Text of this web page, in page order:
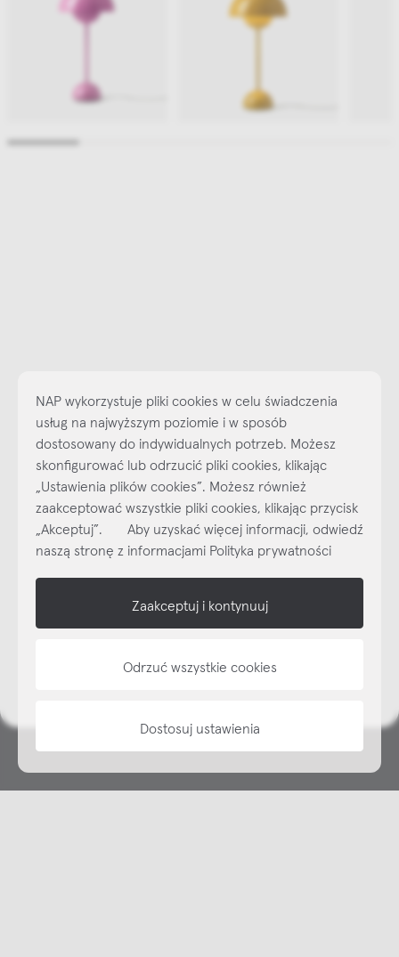
Najlepsze inspiracje i promocje na wyciągnięcie ręki, zapisz się już
dzisiaj do naszego cyklicznego newslettera!
SubskrybujNEWSLETTER
NAP wykorzystuje pliki cookies w celu świadczenia
usług na najwyższym poziomie i w sposób
dostosowany do indywidualnych potrzeb. Możesz
skonfigurować lub odrzucić pliki cookies, klikając
„Ustawienia plików cookies”. Możesz również
zaakceptować wszystkie pliki cookies, klikając przycisk
„Akceptuj”. Aby uzyskać więcej informacji, odwiedź
naszą stronę z informacjami Polityka prywatności
Zaakceptuj i kontynuuj
Odrzuć wszystkie cookies
Dostosuj ustawienia